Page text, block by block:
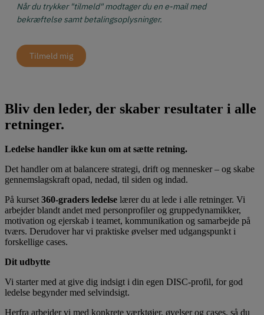
Når du trykker "tilmeld" modtager du en e-mail med
bekræftelse samt betalingsoplysninger.
Tilmeld mig
Bliv den leder, der skaber resultater i alle
retninger.
Ledelse handler ikke kun om at sætte retning.
Det handler om at balancere strategi, drift og mennesker – og skabe
gennemslagskraft opad, nedad, til siden og indad.
På kurset360-graders ledelse lærer du at lede i alle retninger. Vi
arbejder blandt andet med personprofiler og gruppedynamikker,
motivation og ejerskab i teamet, kommunikation og samarbejde på
tværs. Derudover har vi praktiske øvelser med udgangspunkt i
forskellige cases.
Dit udbytte
Vi starter med at give dig indsigt i din egen DISC-profil, for god
ledelse begynder med selvindsigt.
Herfra arbejder vi med konkrete værktøjer, øvelser og cases, så du